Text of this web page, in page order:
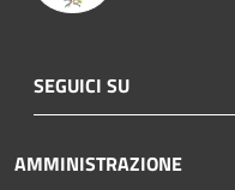
SEGUICI SU
AMMINISTRAZIONE